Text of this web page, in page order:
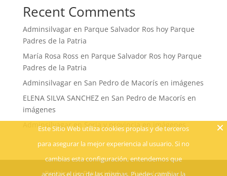
Recent Comments
Adminsilvagaren Parque Salvador Ros hoy Parque
Padres de la Patria
María Rosa Ross en Parque Salvador Ros hoy Parque
Padres de la Patria
Adminsilvagaren San Pedro de Macorís en imágenes
ELENA SILVA SANCHEZen San Pedro de Macorís en
imágenes
Adminsilvagaren Soria y provincia en imágenes
Política de Privacidad Aviso Legal
Este Sitio Web utiliza cookies propias y de terceros
para asegurar la mejor experiencia al usuario. Si no
cambias esta configuración, entendemos que
aceptas el uso de las mismas. Puedes cambiar la